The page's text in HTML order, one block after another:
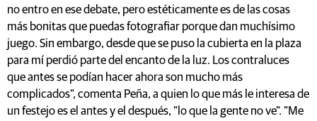
no entro en ese debate, pero estéticamente es de las cosas
más bonitas que puedas fotografiar porque dan muchísimo
juego. Sin embargo, desde que se puso la cubierta en la plaza
para mí perdió parte del encanto de la luz. Los contraluces
que antes se podían hacer ahora son mucho más
complicados", comenta Peña, a quien lo que más le interesa de
un festejo es el antes y el después, "lo que la gente no ve". "Me